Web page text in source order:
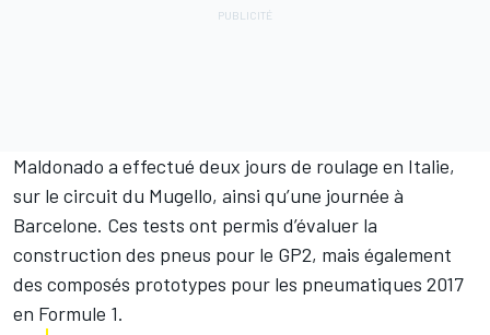
Maldonado a effectué deux jours de roulage en Italie,
sur le circuit du Mugello, ainsi qu’une journée à
Barcelone. Ces tests ont permis d’évaluer la
construction des pneus pour le GP2, mais également
des composés prototypes pour les pneumatiques 2017
en Formule 1.